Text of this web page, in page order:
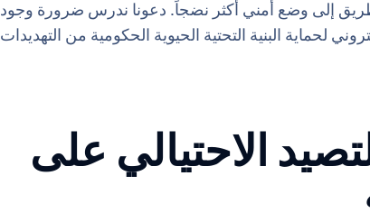
إلى وضع أمني أكثر نضجاً. دعونا ندرس ضرورة وجود
لحماية البنية التحتية الحيوية الحكومية من التهديدات
الاحتيالي على